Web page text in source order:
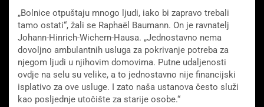
„Bolnice otpuštaju mnogo ljudi, iako bi zapravo trebali
tamo ostati“, žali se Raphaël Baumann. On je ravnatelj
Johann-Hinrich-Wichern-Hausa. „Jednostavno nema
dovoljno ambulantnih usluga za pokrivanje potreba za
njegom ljudi u njihovim domovima. Putne udaljenosti
ovdje na selu su velike, a to jednostavno nije financijski
isplativo za ove usluge. I zato naša ustanova često služi
kao posljednje utočište za starije osobe.“